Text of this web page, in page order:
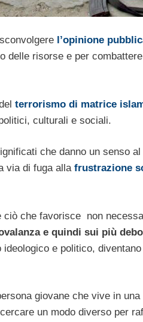
l’opinione
delle risorse e per
terrorismo di matrice
culturali e sociali.
che danno un senso
via di fuga alla frustrazione
ciò che favorisce non
e quindi sui più
e politico,
giovane che vive in
un modo diverso per